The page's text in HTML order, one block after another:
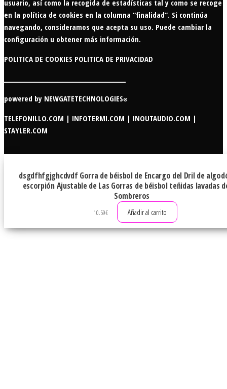
usuario, así como la recogida de estadísticas tal y como se recoge
en la política de cookies en la columna “finalidad”. Si continúa
navegando, consideramos que acepta su uso. Puede cambiar la
configuración u obtener más información.
POLITICA DE COOKIES POLITICA DE PRIVACIDAD
powered by NEWGATETECHNOLOGIES®
TELEFONILLO.COM | INFOTERMI.COM | INOUTAUDIO.COM |
STAYLER.COM
dsgdfhfgjghcdvdf Gorra de béisbol de Encargo del Dril de
escorpión Ajustable de Las Gorras de béisbol teñidas lavadas
Sombreros
10.59€ Añadir al carrito